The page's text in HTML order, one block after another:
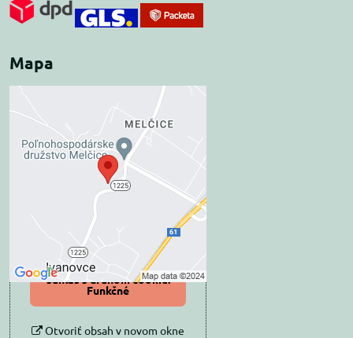
Mapa
Externý obsah je
blokovaný Voľbami
súkromia
Prajete si načítať externý obsah?
Povoliť tentokrát
Povoliť a zapamätať -
súhlas s druhom cookie:
Funkčné
Otvoriť obsah v novom okne